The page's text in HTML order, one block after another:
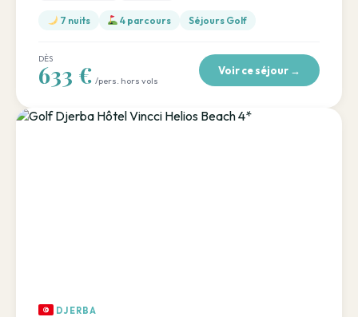
7 nuits 4 parcours Séjours Golf
DÈS
633 € /pers. hors vols
Voir ce séjour →
DJERBA